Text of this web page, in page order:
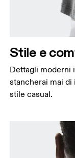
Stile e
Dettagli moderni
stancherai mai di
stile casual.